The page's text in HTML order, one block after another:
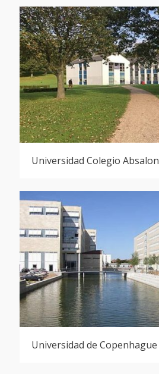
Universidad Colegio Absalon
Universidad de Copenhague